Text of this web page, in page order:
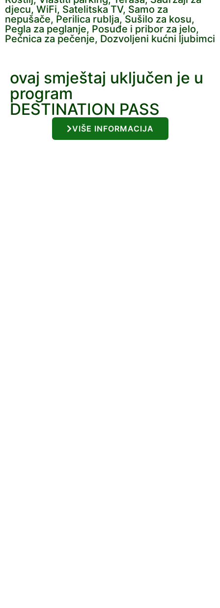
djecu, WiFi, Satelitska TV, Samo za
nepušače, Perilica rublja, Sušilo za kosu,
Pegla za peglanje, Posuđe i pribor za jelo,
Pećnica za pečenje, Dozvoljeni kućni ljubimci
ovaj smještaj uključen je u
program
DESTINATION PASS
VIŠE INFORMACIJA